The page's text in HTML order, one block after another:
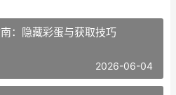
：隐藏彩蛋与获取技巧
2026-06-04